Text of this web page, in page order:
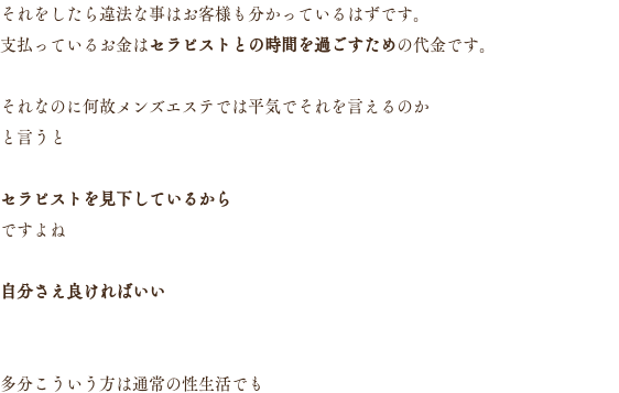
それをしたら違法な事はお客様も分かっているはずです。
支払っているお金は セラピストとの時間を過ごすため の代金です。
それなのに何故メンズエステでは平気でそれを言えるのか
と言うと
セラピストを見下しているから
ですよね
自分さえ良ければいい
多分こういう方は通常の性生活でも